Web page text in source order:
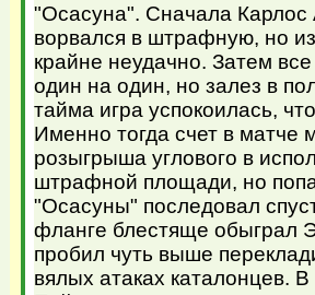
"Осасуна". Сначала
ворвался в штрафную, но
крайне неудачно. Затем
один на один, но залез в
тайма игра успокоилась,
Именно тогда счет в матче
розыгрыша углового в
штрафной площади, но
"Осасуны" последовал
фланге блестяще обыграл
пробил чуть выше
вялых атаках каталонцев.